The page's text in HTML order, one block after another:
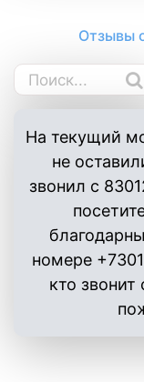
Отзывы
На текущий
не
звонил с
номере
кто звонит